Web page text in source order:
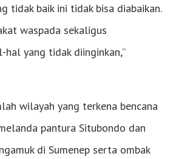
tidak baik ini tidak bisa diabaikan.
waspada sekaligus
hal yang tidak diinginkan,”
wilayah yang terkena bencana
pantura Situbondo dan
di Sumenep serta ombak